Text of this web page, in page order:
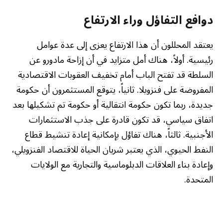
دوافع التفاؤل وراء الارتفاع
يعتقد المحللون أن هذا الارتفاع يعزى إلى عدة عوامل
رئيسية. أولاً، هناك أمل متزايد في أن إزاحة مادورو عن
السلطة قد تفتح الباب أمام تخفيف العقوبات الاقتصادية
المفروضة على فنزويلا. ثانياً، يتوقع المستثمرون أن حكومة
جديدة، ربما تكون حكومة انتقالية أو حكومة تم تشكيلها بعد
اتفاق سياسي، قد تكون قادرة على جذب الاستثمارات
الأجنبية. ثالثاً، هناك تفاؤل بإمكانية إعادة تنشيط قطاع
النفط الحيوي، الذي يعتبر شريان الحياة للاقتصاد الفنزويلي،
وإعادة بناء العلاقات الدبلوماسية والتجارية مع الولايات
المتحدة.